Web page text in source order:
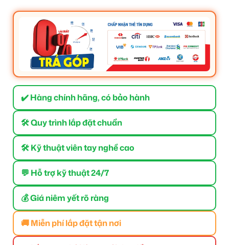
✔️ Hàng chính hãng, có bảo hành
🛠 Quy trình lắp đặt chuẩn
🛠 Kỹ thuật viên tay nghề cao
💬 Hỗ trợ kỹ thuật 24/7
💰 Giá niêm yết rõ ràng
🚚 Miễn phí lắp đặt tận nơi